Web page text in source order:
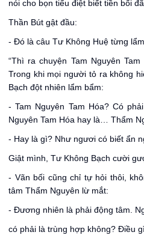
nói cho bọn tiểu điệt biết tiền bối
Thần Bút gật đầu:
- Đó là câu Tư Không Huệ từng
“Thì ra chuyện Tam Nguyên
Trong khi mọi người tỏ ra không
Bạch đột nhiên lẩm bẩm:
- Tam Nguyên Tam Hóa? Có
Nguyên Tam Hóa hay là… Thẩm
- Hay là gì? Như ngươi có biết ẩn
Giật mình, Tư Không Bạch cười
- Vãn bối cũng chỉ tự hỏi thôi,
tâm Thẩm Nguyên lừ mắt:
- Đương nhiên là phải động tâm.
có phải là trùng hợp không? Điều